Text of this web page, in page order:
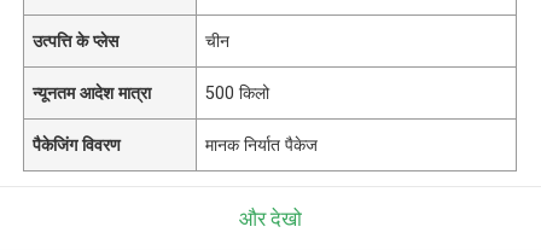
उत्पत्ति के प्लेस चीन
न्यूनतम आदेश मात्रा 500 किलो
पैकेजिंग विवरण मानक निर्यात पैकेज
और देखो